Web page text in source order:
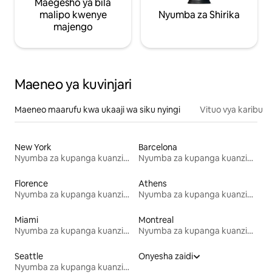
Maegesho ya bila
malipo kwenye
majengo
Nyumba za Shirika
Maeneo ya kuvinjari
Maeneo maarufu kwa ukaaji wa siku nyingi Vituo vya karibu
New York
Nyumba za kupanga kuanzia mwezi mmoja
Barcelona
Nyumba za kupanga kuanzia mwezi mmoja
Florence
Nyumba za kupanga kuanzia mwezi mmoja
Athens
Nyumba za kupanga kuanzia mwezi mmoja
Miami
Nyumba za kupanga kuanzia mwezi mmoja
Montreal
Nyumba za kupanga kuanzia mwezi mmoja
Seattle
Nyumba za kupanga kuanzia mwezi mmoja
Onyesha zaidi